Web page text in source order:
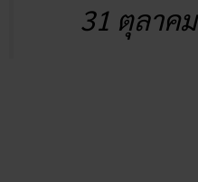
31 ตุลาค